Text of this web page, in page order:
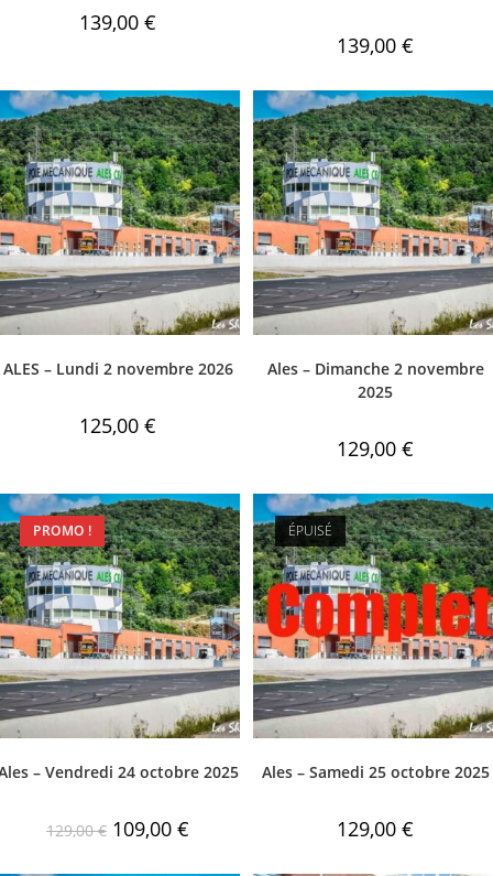
139,00 €
139,00 €
ALES – Lundi 2 novembre 2026
125,00 €
Ales – Dimanche 2 novembre
2025
129,00 €
PROMO !
– Vendredi 24 octobre 2025
129,00€ 109,00 €
ÉPUISÉ
Ales – Samedi 25 octobre 2025
129,00 €